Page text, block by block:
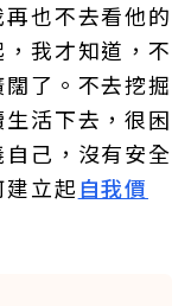
也不去看他的
我才知道，不
了。不去挖掘
活下去，很困
己，沒有安全
立起自我價